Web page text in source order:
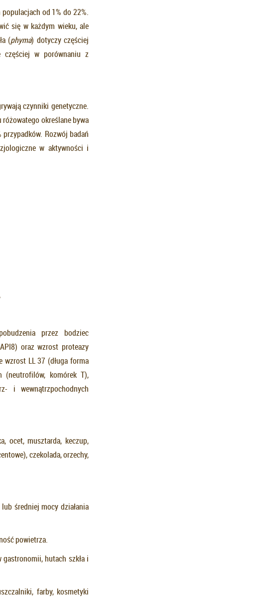
od 1% do 22%.
się w każdym wieku, ale
(phyma) dotyczy częściej
częściej w porównaniu z
czynniki genetyczne.
określane bywa
Rozwój badań
w aktywności i
przez bodziec
oraz wzrost proteazy
LL 37 (długa forma
(neutrofilów, komórek T),
i wewnątrzpochodnych
ocet, musztarda, keczup,
czekolada, orzechy,
średniej mocy działania
powietrza.
hutach szkła i
farby, kosmetyki